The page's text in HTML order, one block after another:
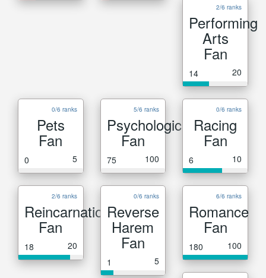
2/6 ranks
Performing
Arts
Fan
14 20
0/6 ranks
Pets
Fan
0 5
5/6 ranks
Psychological
Fan
75 100
0/6 ranks
Racing
Fan
6 10
2/6 ranks
Reincarnation
Fan
18 20
0/6 ranks
Reverse
Harem
Fan
1 5
6/6 ranks
Romance
Fan
180 100